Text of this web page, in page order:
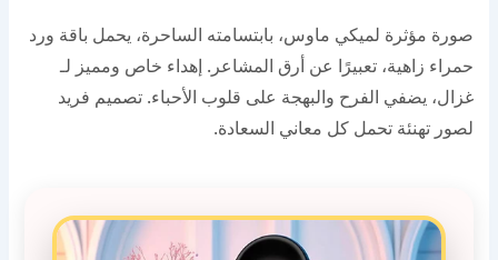
صورة مؤثرة لميكي ماوس، بابتسامته الساحرة، يحمل باقة ورد
حمراء زاهية، تعبيرًا عن أرق المشاعر. إهداء خاص ومميز لـ
غزال، يضفي الفرح والبهجة على قلوب الأحباء. تصميم فريد
لصور تهنئة تحمل كل معاني السعادة.